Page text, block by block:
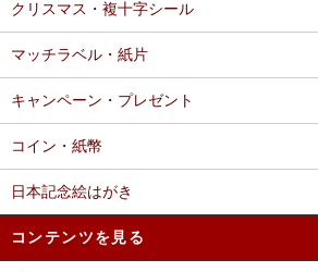
クリスマス・複十字シール
マッチラベル・紙片
キャンペーン・プレゼント
コイン・紙幣
日本記念絵はがき
コンテンツを見る